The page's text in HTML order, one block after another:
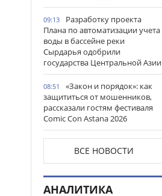
09:13
Разработку проекта
Плана по автоматизации учета
воды в бассейне реки
Сырдарья одобрили
государства Центральной Азии
08:51
«Закон и порядок»: как
защититься от мошенников,
рассказали гостям фестиваля
Comic Con Astana 2026
Более 100 объектов
планируется построить в
Алматинской области в этом
году
ВСЕ НОВОСТИ
АНАЛИТИКА